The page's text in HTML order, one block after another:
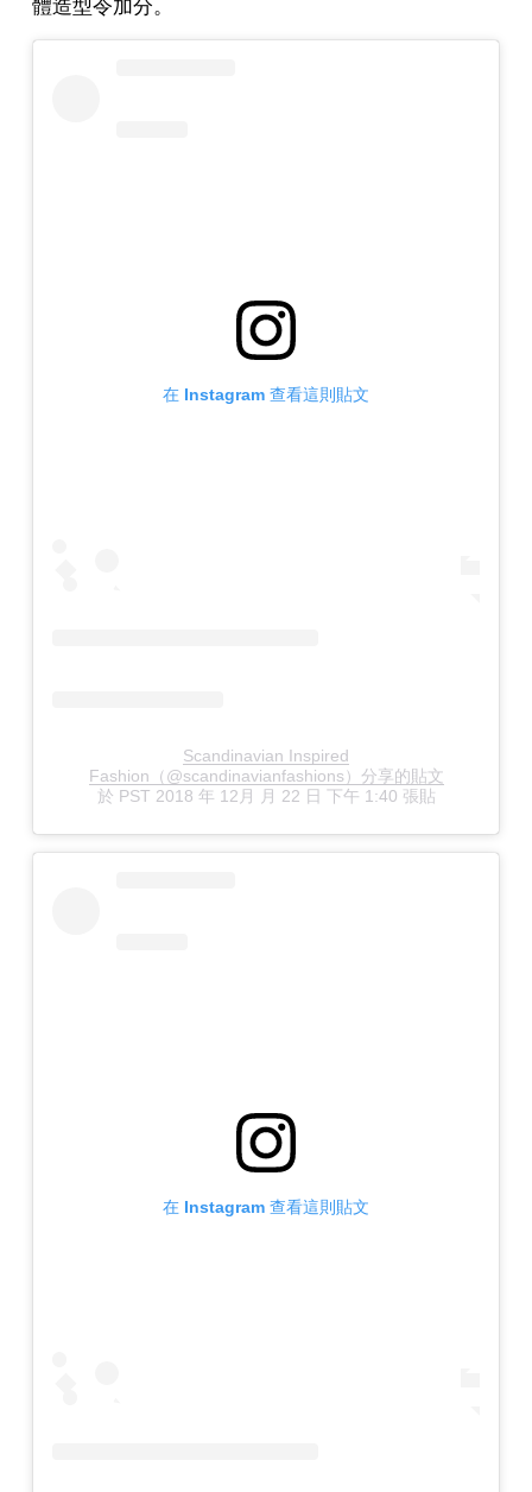
體造型令加分。
在 Instagram 查看這則貼文
Scandinavian Inspired
Fashion（@scandinavianfashions）分享的貼文
於 PST 2018 年 12月 月 22 日 下午 1:40 張貼
在 Instagram 查看這則貼文